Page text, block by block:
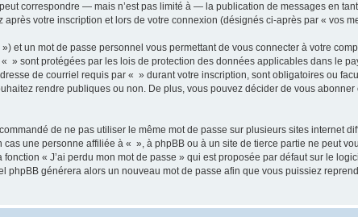
correspondre — mais n’est pas limité à — la publication de messages en
votre inscription et lors de votre connexion (désignés ci-après par « vos
et un mot de passe personnel vous permettant de vous connecter à votre
» sont protégées par les lois de protection des données applicables dans le
de courriel requis par « » durant votre inscription, sont obligatoires ou
rendre publiques ou non. De plus, vous pouvez décider de vous abonner
de ne pas utiliser le même mot de passe sur plusieurs sites internet
une personne affiliée à « », à phpBB ou à un site de tierce partie ne peut
« J’ai perdu mon mot de passe » qui est proposée par défaut sur le
générera alors un nouveau mot de passe afin que vous puissiez